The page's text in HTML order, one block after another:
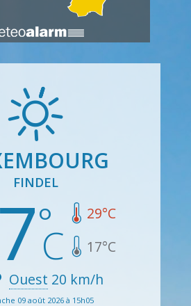
FINDEL
29°C
17°C
Ouest 20 km/h
09 août 2026 à 15h05